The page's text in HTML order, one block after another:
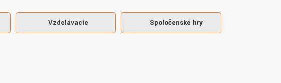
Vzdelávacie Spoločenské hry